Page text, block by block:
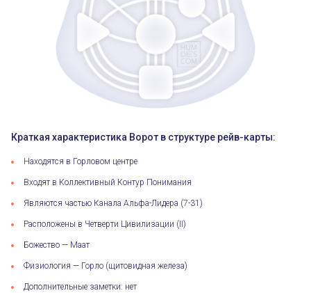
Краткая характеристика Ворот в структуре рейв-карты:
Находятся в Горловом центре
Входят в Коллективный Контур Понимания
Являются частью Канала Альфа-Лидера (7-31)
Расположены в Четверти Цивилизации (II)
Божество — Маат
Физиология — Горло (щитовидная железа)
Дополнительные заметки: нет